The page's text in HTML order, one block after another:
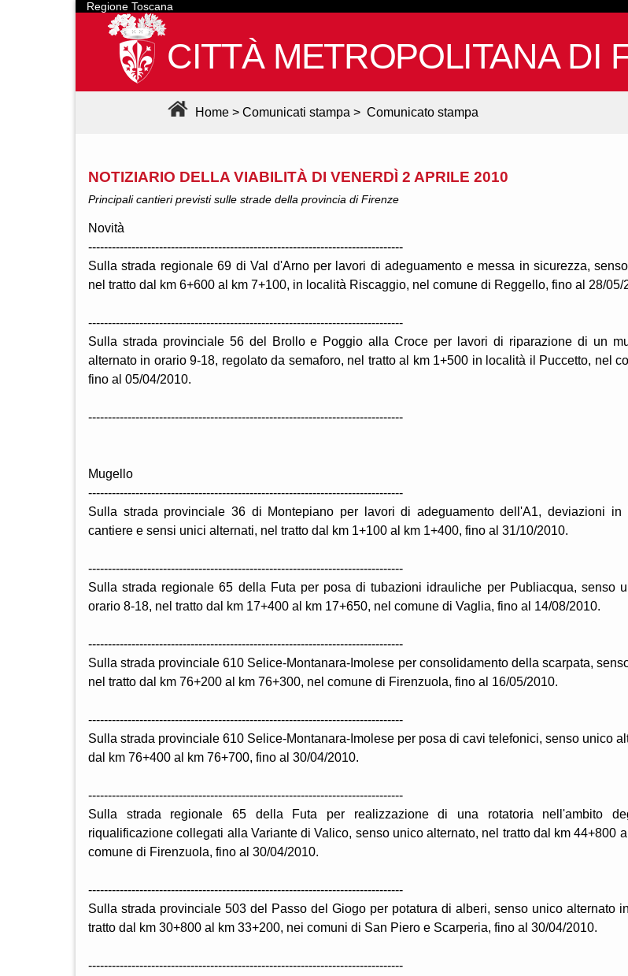
Regione Toscana
CITTÀ METROPOLITANA DI
Home > Comunicati stampa > Comunicato stampa
NOTIZIARIO DELLA VIABILITÀ DI VENERDÌ 2 APRILE 2010
Principali cantieri previsti sulle strade della provincia di Firenze
Novità
--------------------------------------------------------------------------------
Sulla strada regionale 69 di Val d'Arno per lavori di adeguamento e messa in sicurezza,
nel tratto dal km 6+600 al km 7+100, in località Riscaggio, nel comune di Reggello, fino al 28/05/
--------------------------------------------------------------------------------
Sulla strada provinciale 56 del Brollo e Poggio alla Croce per lavori di riparazione di un
alternato in orario 9-18, regolato da semaforo, nel tratto al km 1+500 in località il Puccetto, nel
fino al 05/04/2010.
--------------------------------------------------------------------------------
Mugello
--------------------------------------------------------------------------------
Sulla strada provinciale 36 di Montepiano per lavori di adeguamento dell'A1, deviazioni
cantiere e sensi unici alternati, nel tratto dal km 1+100 al km 1+400, fino al 31/10/2010.
--------------------------------------------------------------------------------
Sulla strada regionale 65 della Futa per posa di tubazioni idrauliche per Publiacqua, senso
orario 8-18, nel tratto dal km 17+400 al km 17+650, nel comune di Vaglia, fino al 14/08/2010.
--------------------------------------------------------------------------------
Sulla strada provinciale 610 Selice-Montanara-Imolese per consolidamento della scarpata,
nel tratto dal km 76+200 al km 76+300, nel comune di Firenzuola, fino al 16/05/2010.
--------------------------------------------------------------------------------
Sulla strada provinciale 610 Selice-Montanara-Imolese per posa di cavi telefonici, senso unico
dal km 76+400 al km 76+700, fino al 30/04/2010.
--------------------------------------------------------------------------------
Sulla strada regionale 65 della Futa per realizzazione di una rotatoria nell'ambito
riqualificazione collegati alla Variante di Valico, senso unico alternato, nel tratto dal km 44+800
comune di Firenzuola, fino al 30/04/2010.
--------------------------------------------------------------------------------
Sulla strada provinciale 503 del Passo del Giogo per potatura di alberi, senso unico alternato
tratto dal km 30+800 al km 33+200, nei comuni di San Piero e Scarperia, fino al 30/04/2010.
--------------------------------------------------------------------------------